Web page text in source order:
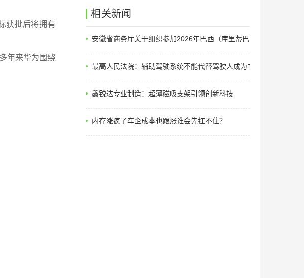
获批后将拥有
年来华为围绕
相关新闻
安徽省商务厅关于组织参加2026年巴西（库里蒂巴）国际汽车零
最高人民法院：辅助驾驶系统不能代替驾驶人成为主体
鑫锐达专业制造：超薄磁吸支架引领创新科技
内存涨疯了车企成本也跟涨谁会先扛不住？